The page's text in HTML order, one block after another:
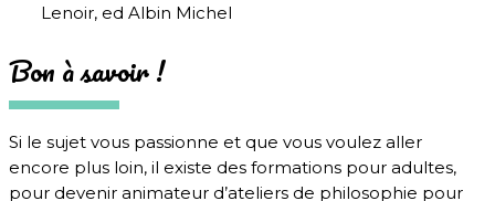
Lenoir, ed Albin Michel
Bon à savoir !
Si le sujet vous passionne et que vous voulez aller
encore plus loin, il existe des formations pour adultes,
pour devenir animateur d’ateliers de philosophie pour